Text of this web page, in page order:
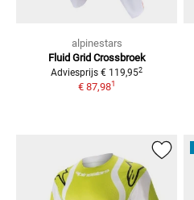
alpinestars
Fluid Grid Crossbroek
Adviesprijs € 119,952
€ 87,981